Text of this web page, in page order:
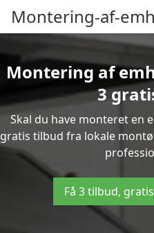
Montering-af-
Montering af
3
Skal du have monteret en
gratis tilbud fra lokale
Få 3 tilbud,